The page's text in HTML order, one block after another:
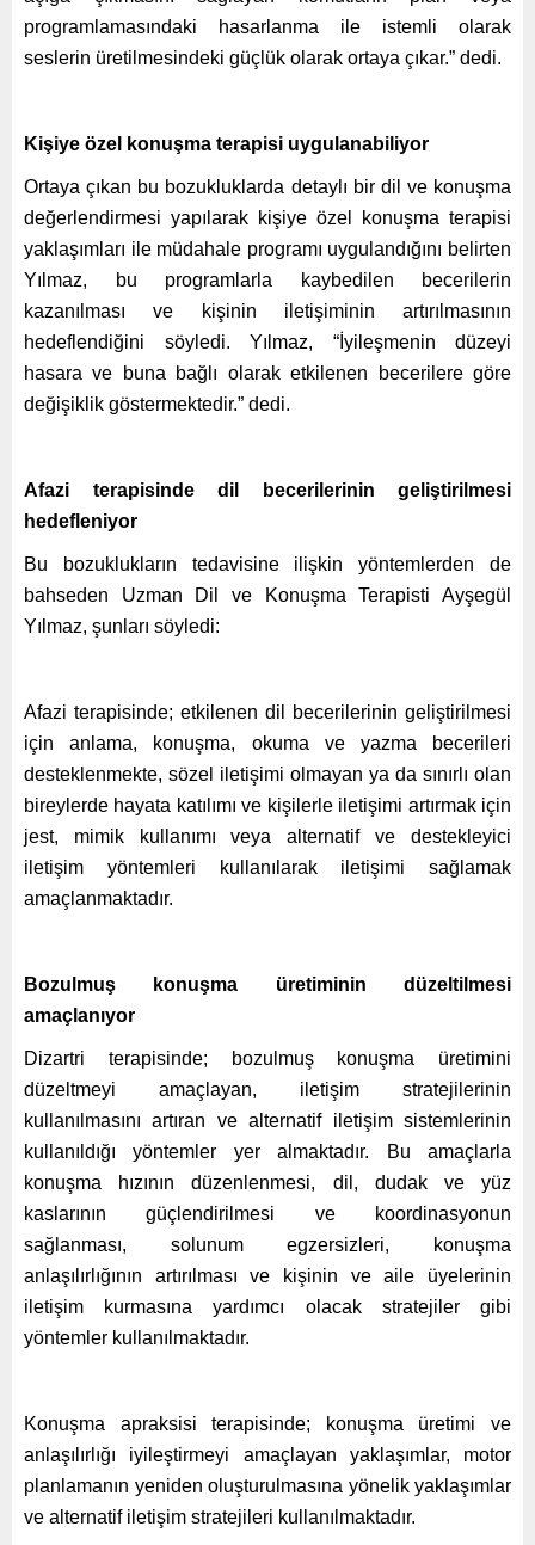
programlamasındaki hasarlanma ile istemli olarak
seslerin üretilmesindeki güçlük olarak ortaya çıkar.” dedi.
Kişiye özel konuşma terapisi uygulanabiliyor
Ortaya çıkan bu bozukluklarda detaylı bir dil ve konuşma
değerlendirmesi yapılarak kişiye özel konuşma terapisi
yaklaşımları ile müdahale programı uygulandığını belirten
Yılmaz, bu programlarla kaybedilen becerilerin
kazanılması ve kişinin iletişiminin artırılmasının
hedeflendiğini söyledi. Yılmaz, “İyileşmenin düzeyi
hasara ve buna bağlı olarak etkilenen becerilere göre
değişiklik göstermektedir.” dedi.
Afazi terapisinde dil becerilerinin geliştirilmesi
hedefleniyor
Bu bozuklukların tedavisine ilişkin yöntemlerden de
bahseden
Uzman Dil ve Konuşma Terapisti Ayşegül
Yılmaz, şunları söyledi:
Afazi terapisinde; etkilenen dil becerilerinin geliştirilmesi
için anlama, konuşma, okuma ve yazma becerileri
desteklenmekte, sözel iletişimi olmayan ya da sınırlı olan
bireylerde hayata katılımı ve kişilerle iletişimi artırmak için
jest, mimik kullanımı veya alternatif ve destekleyici
iletişim yöntemleri kullanılarak iletişimi sağlamak
amaçlanmaktadır.
Bozulmuş konuşma üretiminin düzeltilmesi
amaçlanıyor
Dizartri terapisinde; bozulmuş konuşma üretimini
düzeltmeyi amaçlayan, iletişim stratejilerinin
kullanılmasını artıran ve alternatif iletişim sistemlerinin
kullanıldığı yöntemler yer almaktadır. Bu amaçlarla
konuşma hızının düzenlenmesi, dil, dudak ve yüz
kaslarının güçlendirilmesi ve koordinasyonun
sağlanması, solunum egzersizleri, konuşma
anlaşılırlığının artırılması ve kişinin ve aile üyelerinin
iletişim kurmasına yardımcı olacak stratejiler gibi
yöntemler kullanılmaktadır.
Konuşma apraksisi terapisinde; konuşma üretimi ve
anlaşılırlığı iyileştirmeyi amaçlayan yaklaşımlar, motor
planlamanın yeniden oluşturulmasına yönelik yaklaşımlar
ve alternatif iletişim stratejileri kullanılmaktadır.